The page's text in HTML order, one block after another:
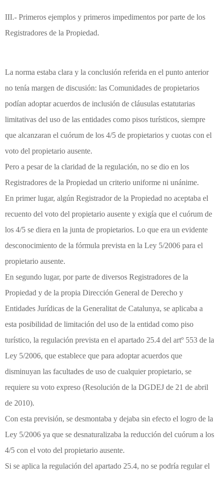
III.- Primeros ejemplos y primeros impedimentos por parte de los
Registradores de la Propiedad.
La norma estaba clara y la conclusión referida en el punto anterior
no tenía margen de discusión: las Comunidades de propietarios
podían adoptar acuerdos de inclusión de cláusulas estatutarias
limitativas del uso de las entidades como pisos turísticos, siempre
que alcanzaran el cuórum de los 4/5 de propietarios y cuotas con el
voto del propietario ausente.
Pero a pesar de la claridad de la regulación, no se dio en los
Registradores de la Propiedad un criterio uniforme ni unánime.
En primer lugar, algún Registrador de la Propiedad no aceptaba el
recuento del voto del propietario ausente y exigía que el cuórum de
los 4/5 se diera en la junta de propietarios. Lo que era un evidente
desconocimiento de la fórmula prevista en la Ley 5/2006 para el
propietario ausente.
En segundo lugar, por parte de diversos Registradores de la
Propiedad y de la propia Dirección General de Derecho y
Entidades Jurídicas de la Generalitat de Catalunya, se aplicaba a
esta posibilidad de limitación del uso de la entidad como piso
turístico, la regulación prevista en el apartado 25.4 del artº 553 de la
Ley 5/2006, que establece que para adoptar acuerdos que
disminuyan las facultades de uso de cualquier propietario, se
requiere su voto expreso (Resolución de la DGDEJ de 21 de abril
de 2010).
Con esta previsión, se desmontaba y dejaba sin efecto el logro de la
Ley 5/2006 ya que se desnaturalizaba la reducción del cuórum a los
4/5 con el voto del propietario ausente.
Si se aplica la regulación del apartado 25.4, no se podría regular el